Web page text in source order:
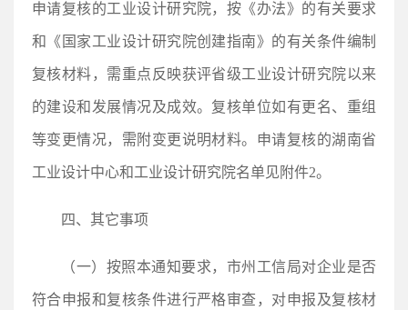
申请复核的工业设计研究院，按《办法》的有关要求
和《国家工业设计研究院创建指南》的有关条件编制
复核材料，需重点反映获评省级工业设计研究院以来
的建设和发展情况及成效。复核单位如有更名、重组
等变更情况，需附变更说明材料。申请复核的湖南省
工业设计中心和工业设计研究院名单见附件2。
四、其它事项
（一）按照本通知要求，市州工信局对企业是否
符合申报和复核条件进行严格审查，对申报及复核材